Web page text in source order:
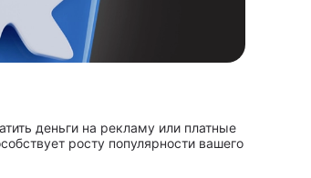
деньги на рекламу или платные
росту популярности вашего